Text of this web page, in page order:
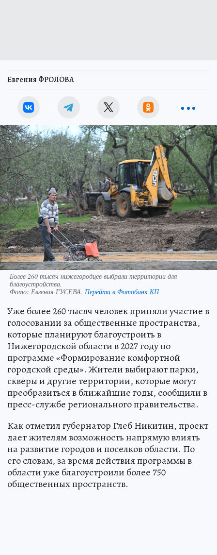
Евгения ФРОЛОВА
Более 260 тысяч нижегородцев выбрали территории для
благоустройства.
Фото: Евгения ГУСЕВА. Перейти в Фотобанк КП
Уже более 260 тысяч человек приняли участие в
голосовании за общественные пространства,
которые планируют благоустроить в
Нижегородской области в 2027 году по
программе «Формирование комфортной
городской среды». Жители выбирают парки,
скверы и другие территории, которые могут
преобразиться в ближайшие годы, сообщили в
пресс-службе регионального правительства.
Как отметил губернатор Глеб Никитин, проект
дает жителям возможность напрямую влиять
на развитие городов и поселков области. По
его словам, за время действия программы в
области уже благоустроили более 750
общественных пространств.